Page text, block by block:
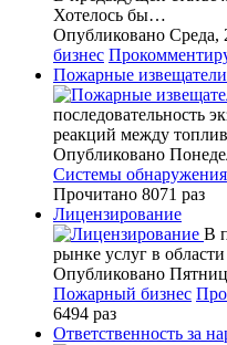
Хотелось бы…
Опубликовано Среда,
бизнес
Пожарные
последовательность
реакций между
Опубликовано
Системы обнаружения
Прочитано 8071 раз
Лицензирование
В
рынке услуг в
Опубликовано
Пожарный бизнес
6494 раз
Ответственность за